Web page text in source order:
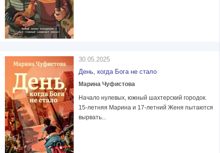
30.05.2025
День, когда Бога не стало
Марина Чуфистова
Начало нулевых, южный шахтерский городок.
15-летняя Марина и 17-летний Женя пытаются
вырвать...